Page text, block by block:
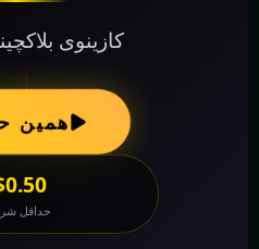
کازینوی
همین
حداقل